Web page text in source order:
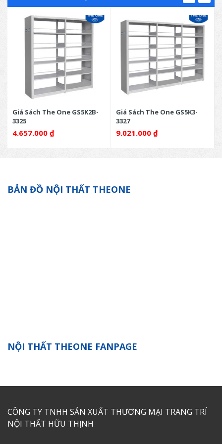
Giá Sách The One GS5K2B-
3325
4.657.000 ₫
Giá Sách The One GS5K3-
3327
9.021.000 ₫
BẢN ĐỒ NỘI THẤT THEONE
NỘI THẤT THEONE FANPAGE
CÔNG TY TNHH SẢN XUẤT THƯƠNG MẠI TRANG TRÍ
NỘI THẤT HỮU THỊNH